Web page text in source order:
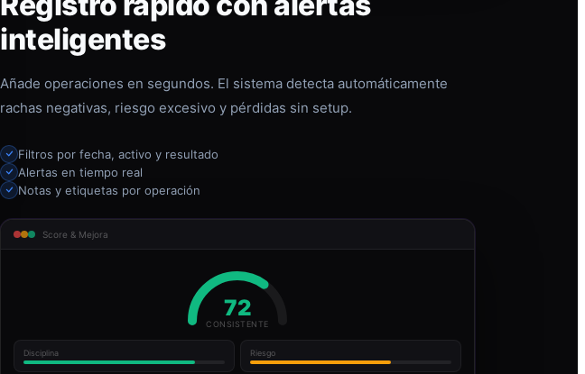
inteligentes
Añade operaciones en segundos. El sistema detecta automáticamente
rachas negativas, riesgo excesivo y pérdidas sin setup.
Filtros por fecha, activo y resultado
Alertas en tiempo real
Notas y etiquetas por operación
Score & Mejora
72
CONSISTENTE
Disciplina Riesgo